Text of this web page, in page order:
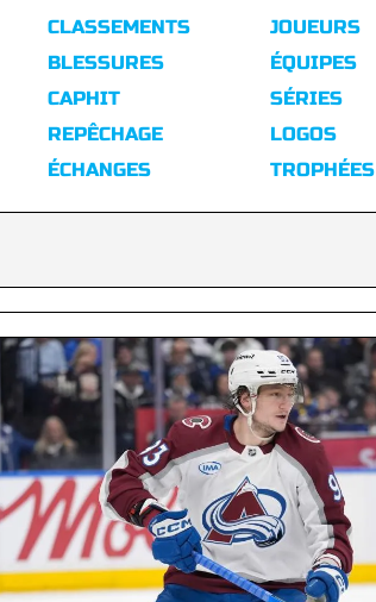
CLASSEMENTS
BLESSURES
CAPHIT
REPÊCHAGE
ÉCHANGES
JOUEURS
ÉQUIPES
SÉRIES
LOGOS
TROPHÉES